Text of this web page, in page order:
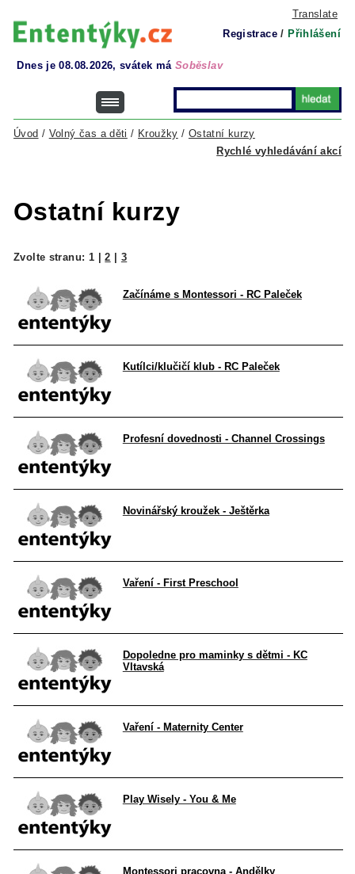
Translate
Registrace / Přihlášení
Dnes je 08.08.2026, svátek má Soběslav
Rychlé vyhledávání akcí
Úvod / Volný čas a děti / Kroužky / Ostatní kurzy
Ostatní kurzy
Zvolte stranu: 1 |2 3
Začínáme s Montessori - RC Paleček
Kutílci/klučičí klub - RC Paleček
Profesní dovednosti - Channel Crossings
Novinářský kroužek - Ještěrka
Vaření - First Preschool
Dopoledne pro maminky s dětmi - KC
Vltavská
Vaření - Maternity Center
Play Wisely - You & Me
Montessori pracovna - Andělky